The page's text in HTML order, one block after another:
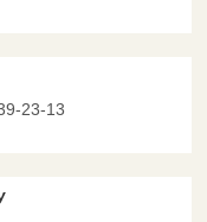
23-13